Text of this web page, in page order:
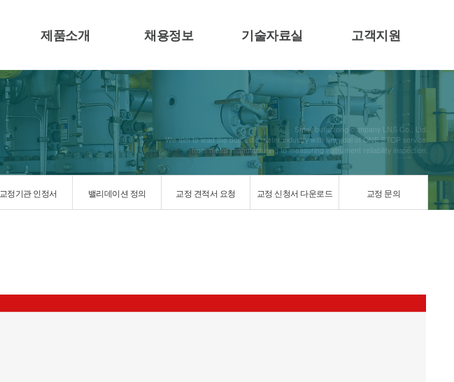
제품소개 채용정보 기술자료실 고객지원
Small but strong company LNS Co., Ltd.
We aim to lead the domestic meter industry with the goal of ONE STOP service,
from meter manufacturing to measuring instrument reliability inspection.
교정기관 인정서 밸리데이션 정의 교정 견적서 요청 교정 신청서 다운로드 교정 문의